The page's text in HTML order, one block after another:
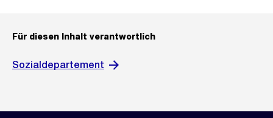
Für diesen Inhalt verantwortlich
Sozialdepartement